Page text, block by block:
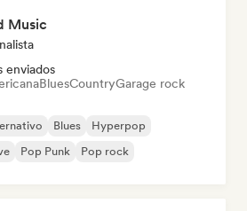
Music
enviados
BluesCountryGarage rock
Blues
Hyperpop
Pop Punk Pop rock